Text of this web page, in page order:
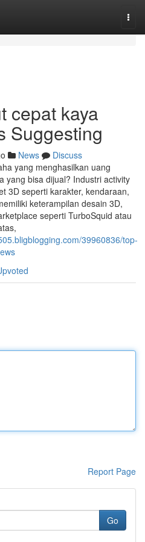
cepat kaya
Suggesting
News
Discuss
yang menghasilkan uang
yang bisa dijual? Industri activity
3D seperti karakter, kendaraan,
keterampilan desain 3D,
seperti TurboSquid atau
39960836/top-
Report Page
Go